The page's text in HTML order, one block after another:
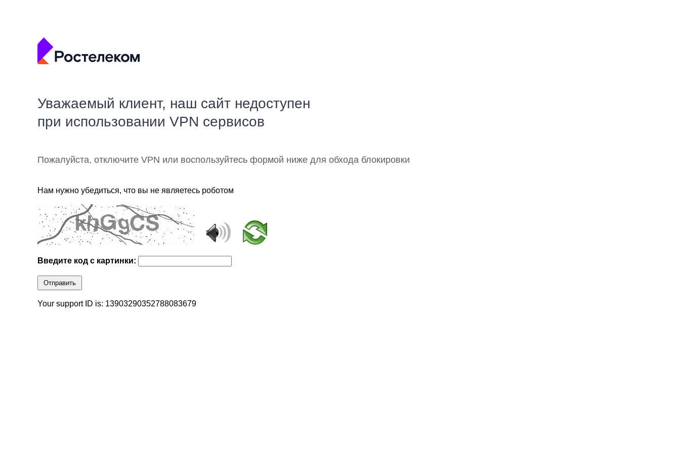
Уважаемый клиент, наш сайт недоступен
при использовании VPN сервисов
Пожалуйста, отключите VPN или воспользуйтесь формой ниже для обхода блокировки
Нам нужно убедиться, что вы не являетесь роботом
Введите код с картинки:
Отправить
Your support ID is: 13903290352788083679